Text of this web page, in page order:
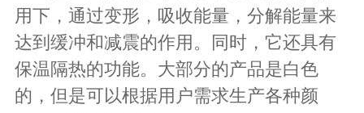
用下，通过变形，吸收能量，分解能量来
达到缓冲和减震的作用。同时，它还具有
保温隔热的功能。大部分的产品是白色
的，但是可以根据用户需求生产各种颜